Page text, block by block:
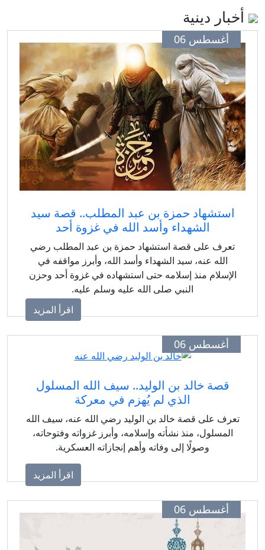
دينية
أغسطس 06
استشهاد حمزة بن عبد المطلب.. قصة سيد
الشهداء وأسد الله في غزوة أحد
تعرف على قصة استشهاد حمزة بن عبد المطلب رضي
الله عنه، سيد الشهداء وأسد الله، وأبرز مواقفه في
منذ إسلامه حتى استشهاده في غزوة أحد وحزن
النبي صلى الله عليه وسلم عليه.
اقرأ المزيد
أغسطس 06
قصة خالد بن الوليد.. سيف الله المسلول
الذي لم يُهزم في معركة
على قصة خالد بن الوليد رضي الله عنه، سيف الله
المسلول، منذ نشأته وإسلامه، وأبرز غزواته وفتوحاته،
وصولًا إلى وفاته وأهم إنجازاته العسكرية.
اقرأ المزيد
أغسطس 06